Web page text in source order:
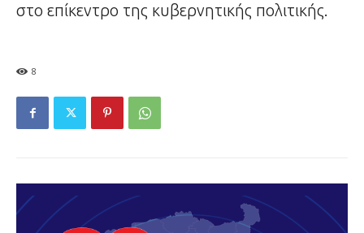
στο επίκεντρο της κυβερνητικής πολιτικής.
8